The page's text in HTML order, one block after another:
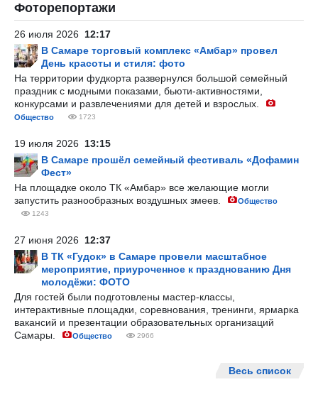
Фоторепортажи
26 июля 2026 12:17
В Самаре торговый комплекс «Амбар» провел
День красоты и стиля: фото
На территории фудкорта развернулся большой семейный
праздник с модными показами, бьюти-активностями,
конкурсами и развлечениями для детей и взрослых.
Общество 1723
19 июля 2026 13:15
В Самаре прошёл семейный фестиваль «Дофамин
Фест»
На площадке около ТК «Амбар» все желающие могли
запустить разнообразных воздушных змеев.
Общество
1243
27 июня 2026 12:37
В ТК «Гудок» в Самаре провели масштабное
мероприятие, приуроченное к празднованию Дня
молодёжи: ФОТО
Для гостей были подготовлены мастер-классы,
интерактивные площадки, соревнования, тренинги, ярмарка
вакансий и презентации образовательных организаций
Самары.
Общество 2966
Весь список